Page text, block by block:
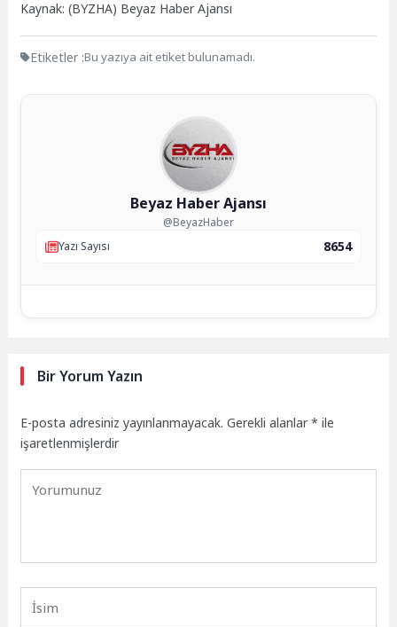
Kaynak: (BYZHA) Beyaz Haber Ajansı
Etiketler :Bu yazıya ait etiket bulunamadı.
Beyaz Haber Ajansı
@BeyazHaber
Yazı Sayısı
8654
Bir Yorum Yazın
E-posta adresiniz yayınlanmayacak. Gerekli alanlar* ile
işaretlenmişlerdir